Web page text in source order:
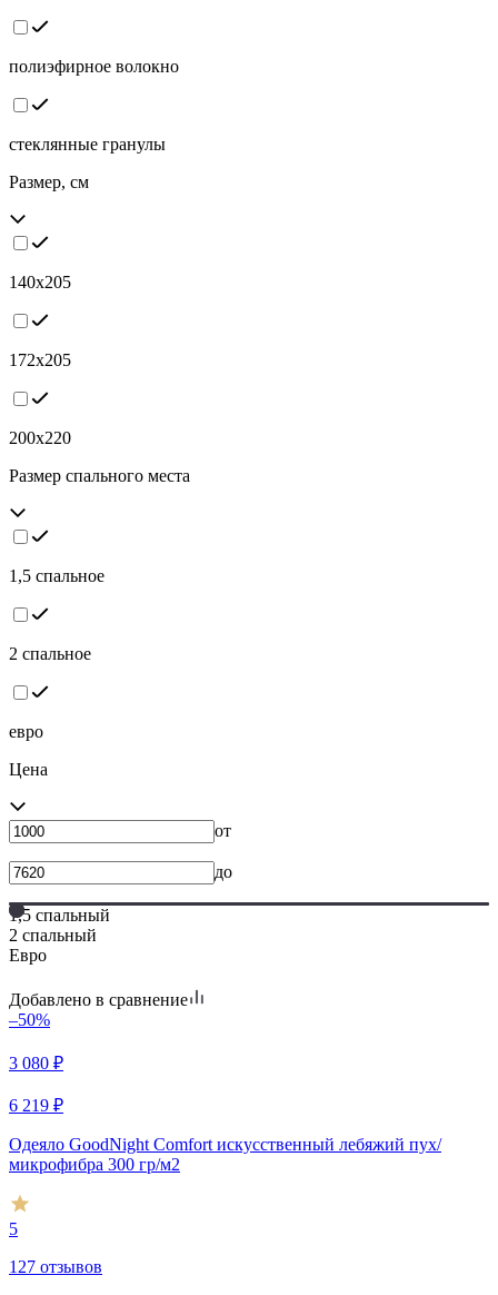
полиэфирное волокно
стеклянные гранулы
Размер, см
140x205
172x205
200x220
Pазмер спального места
1,5 спальное
2 спальное
евро
Цена
от
до
1,5 спальный
2 спальный
Евро
Добавлено в сравнение
–50%
3 080 ₽
6 219 ₽
Одеяло GoodNight Comfort искусcтвенный лебяжий пух/
микрофибра 300 гр/м2
5
127 отзывов